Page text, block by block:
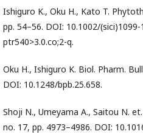
Ishiguro K., Oku H., Kato T.
pp. 54–56. DOI: 10.1002/
ptr540>3.0.co;2-q.
Oku H., Ishiguro K. Biol. Pharm.
DOI: 10.1248/bpb.25.658.
Shoji N., Umeyama A., Saitou N.
no. 17, pp. 4973–4986. DOI: